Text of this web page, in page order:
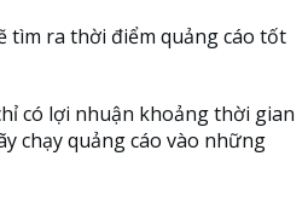
tìm ra thời điểm quảng cáo tốt
có lợi nhuận khoảng thời gian
chạy quảng cáo vào những